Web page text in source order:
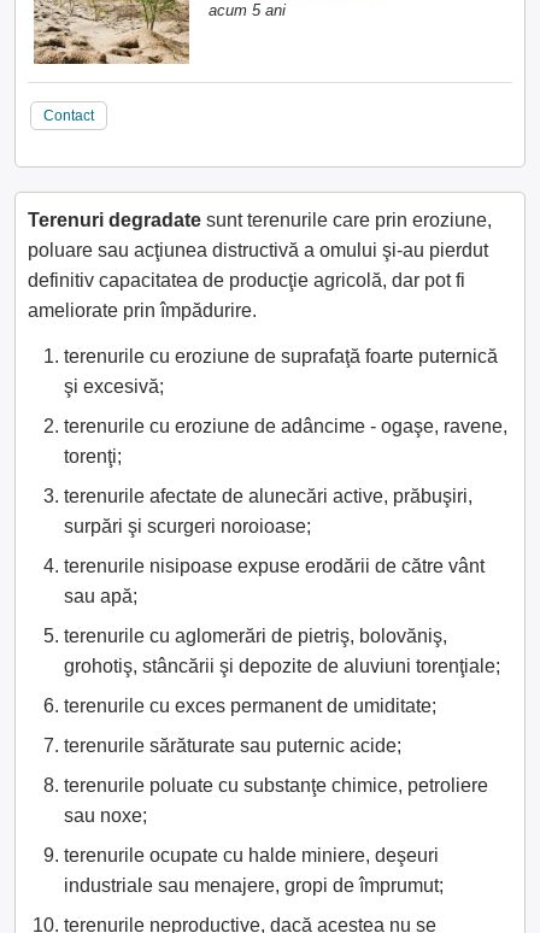
acum 5 ani
Contact
Terenuri degradate sunt terenurile care prin eroziune,
poluare sau acţiunea distructivă a omului şi-au pierdut
definitiv capacitatea de producţie agricolă, dar pot fi
ameliorate prin împădurire.
terenurile cu eroziune de suprafaţă foarte puternică
şi excesivă;
terenurile cu eroziune de adâncime - ogaşe, ravene,
torenţi;
terenurile afectate de alunecări active, prăbuşiri,
surpări şi scurgeri noroioase;
terenurile nisipoase expuse erodării de către vânt
sau apă;
terenurile cu aglomerări de pietriş, bolovăniş,
grohotiş, stâncării şi depozite de aluviuni torenţiale;
terenurile cu exces permanent de umiditate;
terenurile sărăturate sau puternic acide;
terenurile poluate cu substanţe chimice, petroliere
sau noxe;
terenurile ocupate cu halde miniere, deşeuri
industriale sau menajere, gropi de împrumut;
terenurile neproductive, dacă acestea nu se